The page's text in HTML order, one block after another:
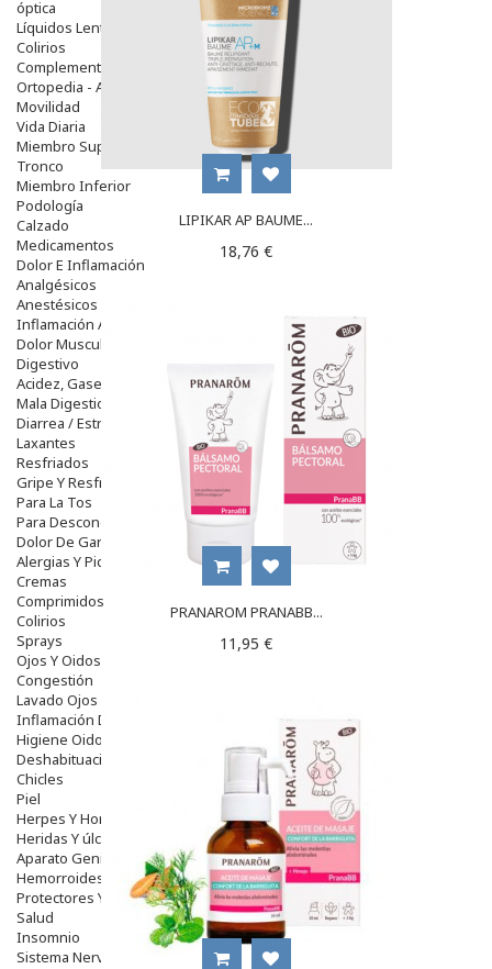
óptica
Líquidos Lentillas
Colirios
Complementos Alimentarios.
Ortopedia - Accesorios
Movilidad
Vida Diaria
Miembro Superior
Tronco
Miembro Inferior
Podología
Calzado
Medicamentos
Dolor E Inflamación
Analgésicos
Anestésicos
Inflamación Articulaciones
Dolor Muscular / Articular
Digestivo
Acidez, Gases Y Ardores
Mala Digestion
Diarrea / Estreñimiento / Vómitos
Laxantes
Resfriados
Gripe Y Resfriados
Para La Tos
Para Descongestionar La Nariz
Dolor De Garganta
Alergias Y Picaduras
Cremas
Comprimidos
Colirios
Sprays
Ojos Y Oidos
Congestión
Lavado Ojos
Inflamación Del Oido (otitis)
Higiene Oido
Deshabituación Tabaquismo
Chicles
Piel
Herpes Y Hongos
Heridas Y úlceras
Aparato Genital
Hemorroides
Protectores Y Emolientes
Salud
Insomnio
Sistema Nervioso
LIPIKAR AP BAUME...
18,76 €
PRANAROM PRANABB...
11,95 €